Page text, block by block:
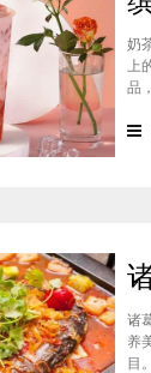
奶
上
品
错
诸
养
目